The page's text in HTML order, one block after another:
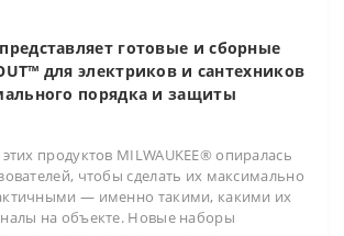
готовые и сборные
для электриков и сантехников
порядка и защиты
продуктов MILWAUKEE® опиралась
чтобы сделать их максимально
— именно такими, какими их
на объекте. Новые наборы